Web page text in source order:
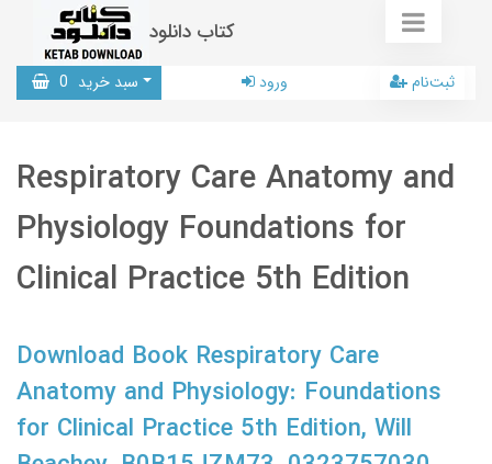
کتاب دانلود
سبد خرید 0 ورود ثبت‌نام
Respiratory Care Anatomy and
Physiology Foundations for
Clinical Practice 5th Edition
Download Book Respiratory Care
Anatomy and Physiology: Foundations
for Clinical Practice 5th Edition, Will